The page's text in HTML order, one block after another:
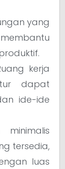
yang
kerja
dapat
ide-ide
tersedia,
luas